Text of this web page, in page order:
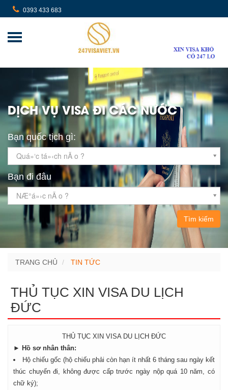
0393 433 683
DỊCH VỤ VISA ĐI CÁC NƯỚC
Bạn quốc tịch gì:
Quá»‘c tá»‹ch nÃ o ?
Bạn đi đâu
NÆ°á»›c nÃ o ?
Tìm kiếm
TRANG CHỦ TIN TỨC
THỦ TỤC XIN VISA DU LỊCH
ĐỨC
THỦ TỤC XIN VISA DU LỊCH ĐỨC
► Hồ sơ nhân thân:
Hộ chiếu gốc (hộ chiếu phải còn hạn ít nhất 6 tháng sau ngày kết
thúc chuyến đi, không được cấp trước ngày nộp quá 10 năm, có
chữ ký);